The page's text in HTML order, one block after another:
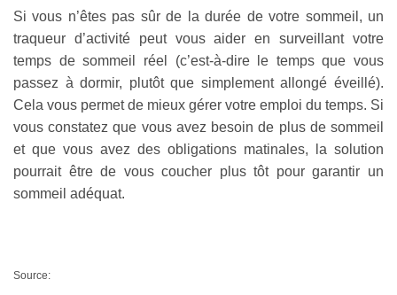
Si vous n’êtes pas sûr de la durée de votre sommeil, un
traqueur d’activité peut vous aider en surveillant votre
temps de sommeil réel (c’est-à-dire le temps que vous
passez à dormir, plutôt que simplement allongé éveillé).
Cela vous permet de mieux gérer votre emploi du temps. Si
vous constatez que vous avez besoin de plus de sommeil
et que vous avez des obligations matinales, la solution
pourrait être de vous coucher plus tôt pour garantir un
sommeil adéquat.
Source: